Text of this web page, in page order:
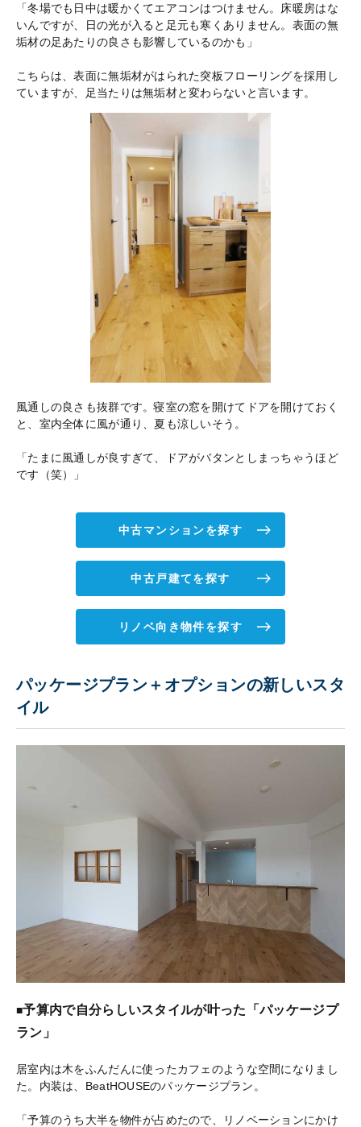
「冬場でも日中は暖かくてエアコンはつけません。床暖房はな
いんですが、日の光が入ると足元も寒くありません。表面の無
垢材の足あたりの良さも影響しているのかも」
こちらは、表面に無垢材がはられた突板フローリングを採用し
ていますが、足当たりは無垢材と変わらないと言います。
風通しの良さも抜群です。寝室の窓を開けてドアを開けておく
と、室内全体に風が通り、夏も涼しいそう。
「たまに風通しが良すぎて、ドアがバタンとしまっちゃうほど
です（笑）」
中古マンションを探す
中古戸建てを探す
リノベ向き物件を探す
パッケージプラン＋オプションの新しいスタ
イル
■予算内で自分らしいスタイルが叶った「パッケージプ
ラン」
居室内は木をふんだんに使ったカフェのような空間になりまし
た。内装は、BeatHOUSEのパッケージプラン。
「予算のうち大半を物件が占めたので、リノベーションにかけ